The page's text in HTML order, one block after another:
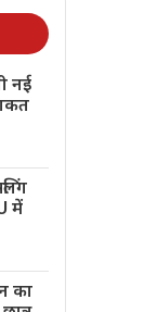
नई
में
का